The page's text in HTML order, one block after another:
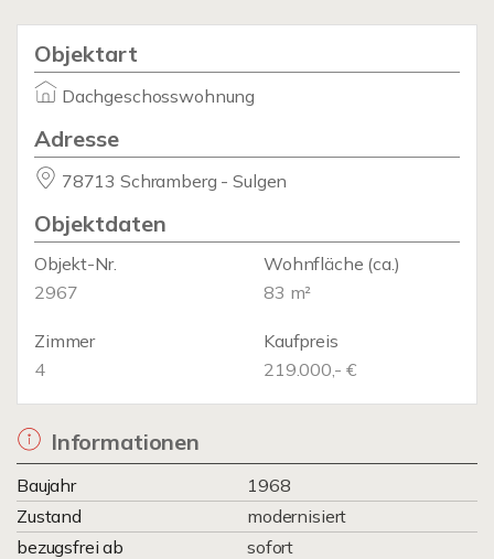
Objektart
Dachgeschosswohnung
Adresse
78713 Schramberg - Sulgen
Objektdaten
Objekt-Nr.
2967
Wohnfläche (ca.)
83 m²
Zimmer
4
Kaufpreis
219.000,- €
Informationen
Baujahr
1968
Zustand
modernisiert
bezugsfrei ab
sofort